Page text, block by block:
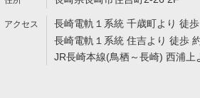
長崎電軌１系統 千歳町より 徒
長崎電軌１系統 住吉より 徒歩
JR長崎本線(鳥栖～長崎) 西浦上